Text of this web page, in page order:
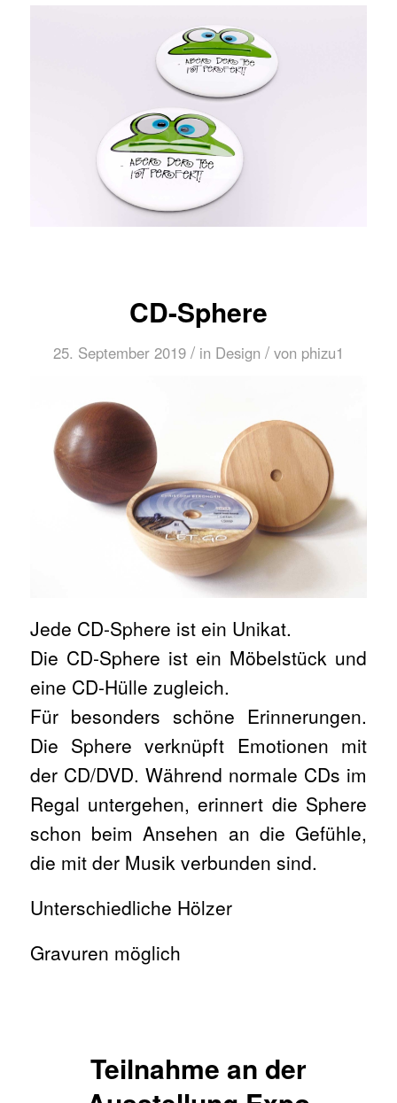
CD-Sphere
25. September 2019 / in Design / von phizu1
Jede CD-Sphere ist ein Unikat.
Die CD-Sphere ist ein Möbelstück und
eine CD-Hülle zugleich.
Für besonders schöne Erinnerungen.
Die Sphere verknüpft Emotionen mit
der CD/DVD. Während normale CDs im
Regal untergehen, erinnert die Sphere
schon beim Ansehen an die Gefühle,
die mit der Musik verbunden sind.
Unterschiedliche Hölzer
Gravuren möglich
Teilnahme an der